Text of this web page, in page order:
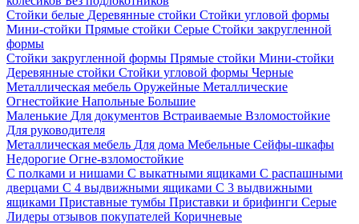
Стойки белые Деревянные стойки Стойки угловой формы
Мини-стойки Прямые стойки Серые Стойки закругленной
формы
Стойки закругленной формы Прямые стойки Мини-стойки
Деревянные стойки Стойки угловой формы Черные
Металлическая мебель Оружейные Металлические
Огнестойкие Напольные Большие
Маленькие Для документов Встраиваемые Взломостойкие
Для руководителя
Металлическая мебель Для дома Мебельные Сейфы-шкафы
Недорогие Огне-взломостойкие
С полками и нишами С выкатными ящиками С распашными
дверцами С 4 выдвижными ящиками С 3 выдвижными
ящиками Приставные тумбы Приставки и брифинги Серые
Лидеры отзывов покупателей Коричневые